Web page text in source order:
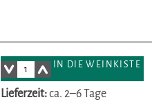
IN DIE WEINKISTE
Lieferzeit:ca. 2–6 Tage